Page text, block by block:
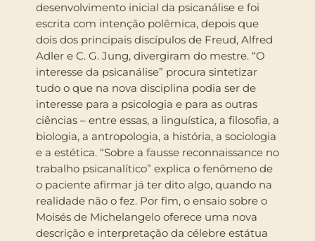
desenvolvimento inicial da psicanálise e foi
escrita com intenção polêmica, depois que
dois dos principais discípulos de Freud, Alfred
Adler e C. G. Jung, divergiram do mestre. “O
interesse da psicanálise” procura sintetizar
tudo o que na nova disciplina podia ser de
interesse para a psicologia e para as outras
ciências – entre essas, a linguística, a filosofia, a
biologia, a antropologia, a história, a sociologia
e a estética. “Sobre a fausse reconnaissance no
trabalho psicanalítico” explica o fenômeno de
o paciente afirmar já ter dito algo, quando na
realidade não o fez. Por fim, o ensaio sobre o
Moisés de Michelangelo oferece uma nova
descrição e interpretação da célebre estátua